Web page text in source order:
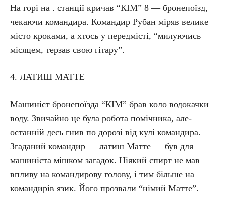
На горі на . станції кричав “КІМ” 8 — бронепоїзд,
чекаючи командира. Командир Рубан міряв велике
місто кроками, а хтось у передмісті, “милуючись
місяцем, терзав свою гітару”.
4. ЛАТИШ MATTE
Машиніст бронепоїзда “КІМ” брав коло водокачки
воду. Звичайно це була робота помічника, але-
останній десь гнив по дорозі від кулі командира.
Згаданий командир — латиш Матте — був для
машиніста мішком загадок. Ніякий спирт не мав
впливу на командирову голову, і тим більше на
командирів язик. Його прозвали “німий Матте”.